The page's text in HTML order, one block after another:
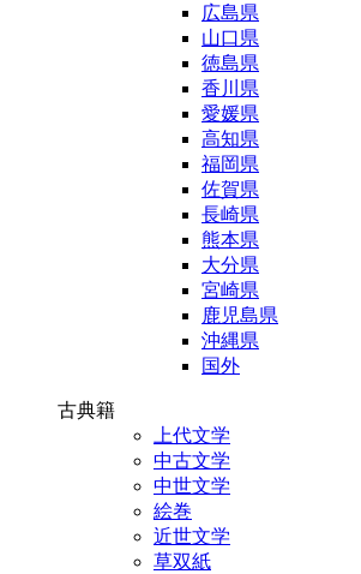
広島県
山口県
徳島県
香川県
愛媛県
高知県
福岡県
佐賀県
長崎県
熊本県
大分県
宮崎県
鹿児島県
沖縄県
国外
古典籍
上代文学
中古文学
中世文学
絵巻
近世文学
草双紙